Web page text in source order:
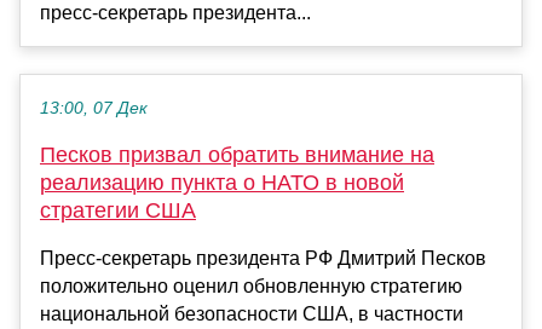
пресс-секретарь президента...
13:00, 07 Дек
Песков призвал обратить внимание на
реализацию пункта о НАТО в новой
стратегии США
Пресс-секретарь президента РФ Дмитрий Песков
положительно оценил обновленную стратегию
национальной безопасности США, в частности